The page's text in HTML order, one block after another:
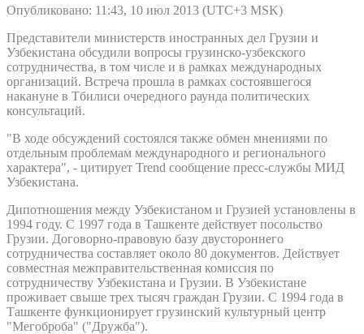
Опубликовано: 11:43, 10 июл 2013 (UTC+3 MSK)
Представители министерств иностранных дел Грузии и
Узбекистана обсудили вопросы грузинско-узбекского
сотрудничества, в том числе и в рамках международных
организаций. Встреча прошла в рамках состоявшегося
накануне в Тбилиси очередного раунда политических
консультаций.
"В ходе обсуждений состоялся также обмен мнениями по
отдельным проблемам международного и регионального
характера", - цитирует Trend сообщение пресс-службы МИД
Узбекистана.
Дипотношения между Узбекистаном и Грузией установлены в
1994 году. С 1997 года в Ташкенте действует посольство
Грузии. Договорно-правовую базу двустороннего
сотрудничества составляет около 80 документов. Действует
совместная межправительственная комиссия по
сотрудничеству Узбекистана и Грузии. В Узбекистане
проживает свыше трех тысяч граждан Грузии. С 1994 года в
Ташкенте функционирует грузинский культурный центр
"Мегоброба" ("Дружба").